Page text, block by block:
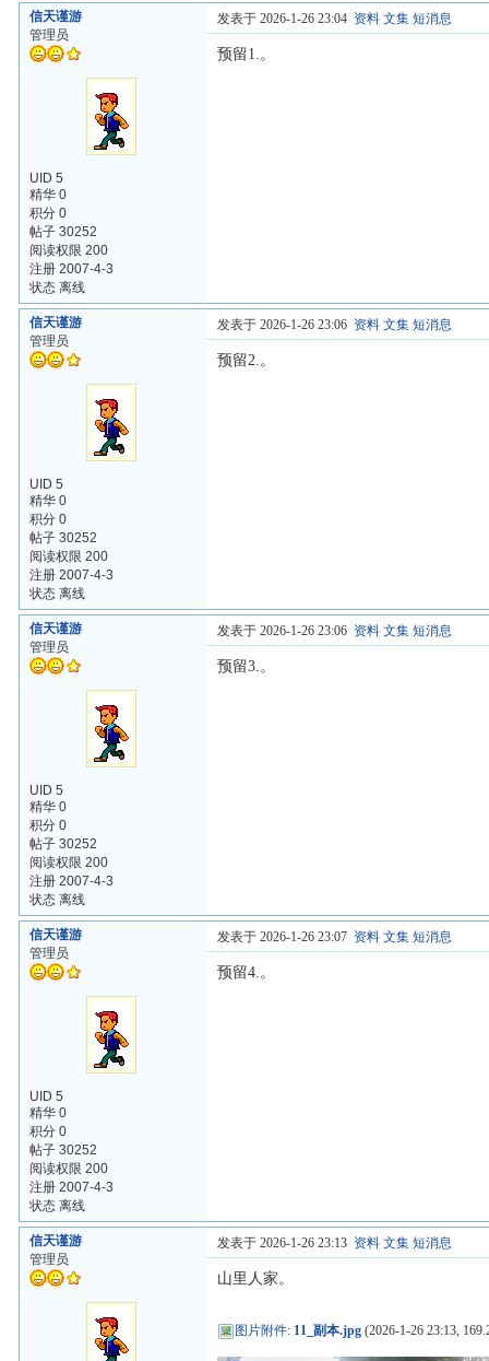
信天谨游
管理员
UID 5
精华 0
积分 0
帖子 30252
阅读权限 200
注册 2007-4-3
状态 离线
发表于 2026-1-26 23:04 资料 文集 短消息
预留1.。
信天谨游
管理员
UID 5
精华 0
积分 0
帖子 30252
阅读权限 200
注册 2007-4-3
状态 离线
发表于 2026-1-26 23:06 资料 文集 短消息
预留2.。
信天谨游
管理员
UID 5
精华 0
积分 0
帖子 30252
阅读权限 200
注册 2007-4-3
状态 离线
发表于 2026-1-26 23:06 资料 文集 短消息
预留3.。
信天谨游
管理员
UID 5
精华 0
积分 0
帖子 30252
阅读权限 200
注册 2007-4-3
状态 离线
发表于 2026-1-26 23:07 资料 文集 短消息
预留4.。
信天谨游
管理员
发表于 2026-1-26 23:13 资料 文集 短消息
山里人家。
图片附件: 11_副本.jpg (2026-1-26 23:13,